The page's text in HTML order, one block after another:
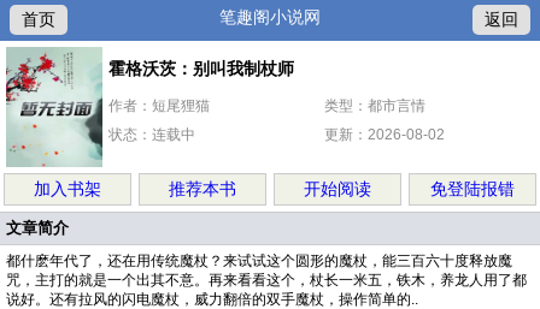
首页 笔趣阁小说网 返回
霍格沃茨：别叫我制杖师
作者：短尾狸猫
类型：都市言情
状态：连载中
更新：2026-08-02
加入书架 推荐本书 开始阅读 免登陆报错
文章简介
都什麽年代了，还在用传统魔杖？来试试这个圆形的魔杖，能三百六十度释放魔
咒，主打的就是一个出其不意。再来看看这个，杖长一米五，铁木，养龙人用了都
说好。还有拉风的闪电魔杖，威力翻倍的双手魔杖，操作简单的..